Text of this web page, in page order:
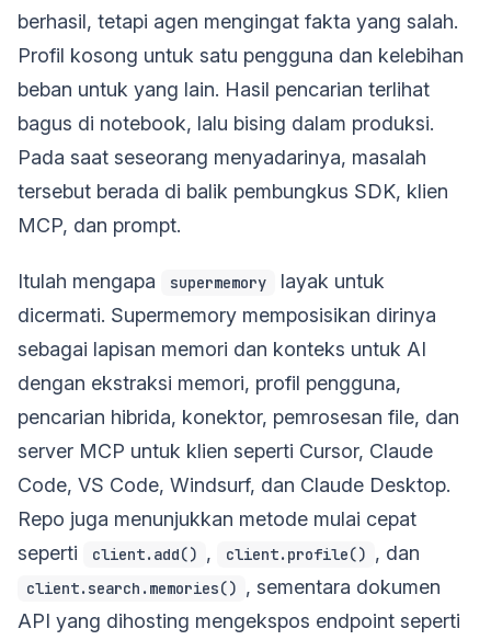
berhasil, tetapi agen mengingat fakta yang salah.
Profil kosong untuk satu pengguna dan kelebihan
beban untuk yang lain. Hasil pencarian terlihat
bagus di notebook, lalu bising dalam produksi.
Pada saat seseorang menyadarinya, masalah
tersebut berada di balik pembungkus SDK, klien
MCP, dan prompt.
Itulah mengapa supermemory
layak untuk
dicermati. Supermemory memposisikan dirinya
sebagai lapisan memori dan konteks untuk AI
dengan ekstraksi memori, profil pengguna,
pencarian hibrida, konektor, pemrosesan file, dan
server MCP untuk klien seperti Cursor, Claude
Code, VS Code, Windsurf, dan Claude Desktop.
Repo juga menunjukkan metode mulai cepat
seperti
client.add() , client.profile() , dan
client.search.memories() , sementara dokumen
API yang dihosting mengekspos endpoint seperti